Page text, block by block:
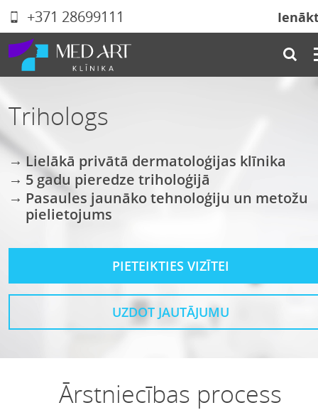
+371 28699111
Trihologs
Lielākā privātā dermatoloģijas klīnika
5 gadu pieredze triholoģijā
Pasaules jaunāko tehnoloģiju un metožu
pielietojums
PIETEIKTIES VIZĪTEI
UZDOT JAUTĀJUMU
Ārstniecības process